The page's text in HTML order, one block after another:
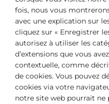
fois, nous vous
avec une explication sur
cliquez sur « Enregistrer
autorisez à utiliser les
d’extensions que vous
contextuelle, comme
de cookies. Vous pouvez
cookies via votre
notre site web pourrait ne